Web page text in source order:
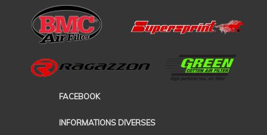
FACEBOOK
INFORMATIONS DIVERSES